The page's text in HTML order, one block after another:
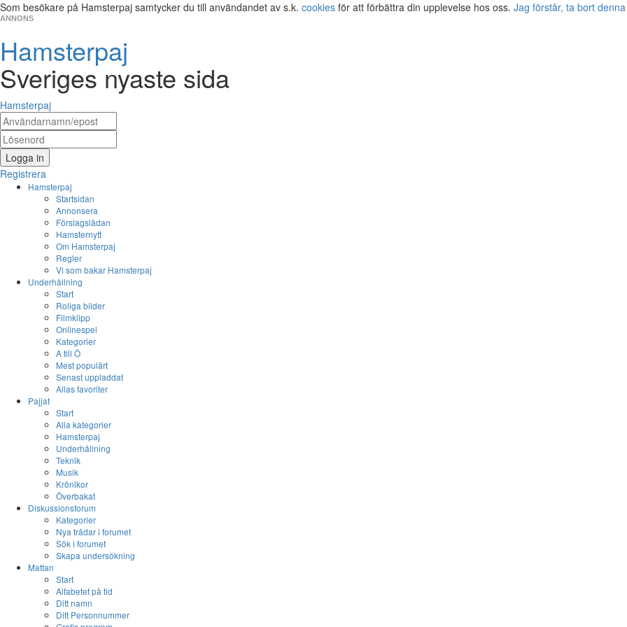
Som besökare på Hamsterpaj samtycker du till användandet av s.k. cookies för att förbättra din upplevelse hos oss. Jag förstår, ta bort
ANNONS
Hamsterpaj
Sveriges nyaste sida
Hamsterpaj
Logga in
Registrera
Hamsterpaj
Startsidan
Annonsera
Förslagslådan
Hamsternytt
Om Hamsterpaj
Regler
Vi som bakar Hamsterpaj
Underhållning
Start
Roliga bilder
Filmklipp
Onlinespel
Kategorier
A till Ö
Mest populärt
Senast uppladdat
Allas favoriter
Pajjat
Start
Alla kategorier
Hamsterpaj
Underhållning
Teknik
Musik
Krönikor
Överbakat
Diskussionsforum
Kategorier
Nya trådar i forumet
Sök i forumet
Skapa undersökning
Mattan
Start
Alfabetet på tid
Ditt namn
Ditt Personnummer